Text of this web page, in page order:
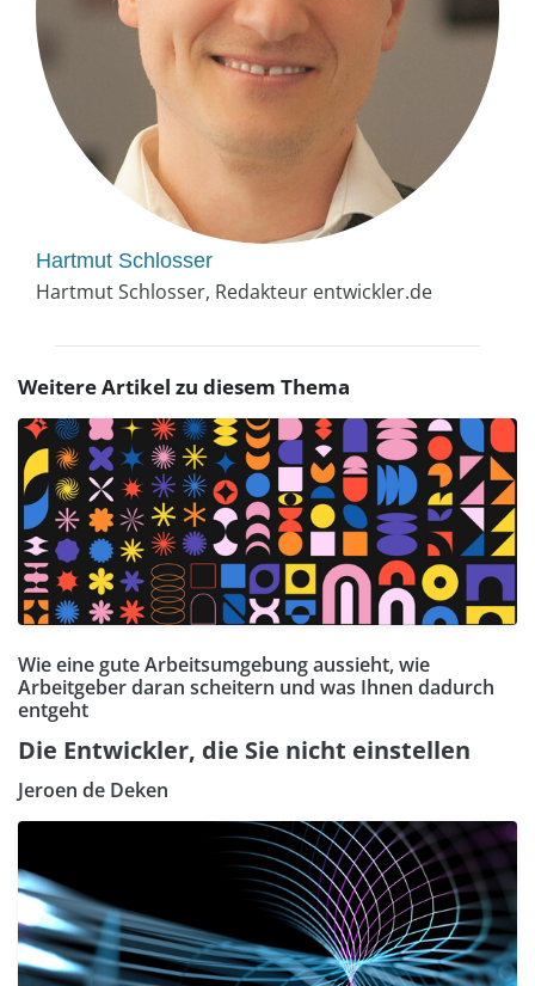
Hartmut Schlosser
Hartmut Schlosser, Redakteur entwickler.de
Weitere Artikel zu diesem Thema
Wie eine gute Arbeitsumgebung aussieht, wie
Arbeitgeber daran scheitern und was Ihnen dadurch
entgeht
Die Entwickler, die Sie nicht einstellen
Jeroen de Deken